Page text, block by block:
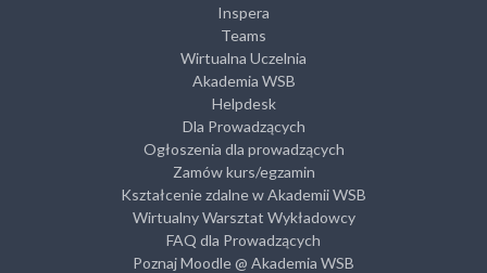
Inspera
Teams
Wirtualna Uczelnia
Akademia WSB
Helpdesk
Dla Prowadzących
Ogłoszenia dla prowadzących
Zamów kurs/egzamin
Kształcenie zdalne w Akademii WSB
Wirtualny Warsztat Wykładowcy
FAQ dla Prowadzących
Poznaj Moodle @ Akademia WSB